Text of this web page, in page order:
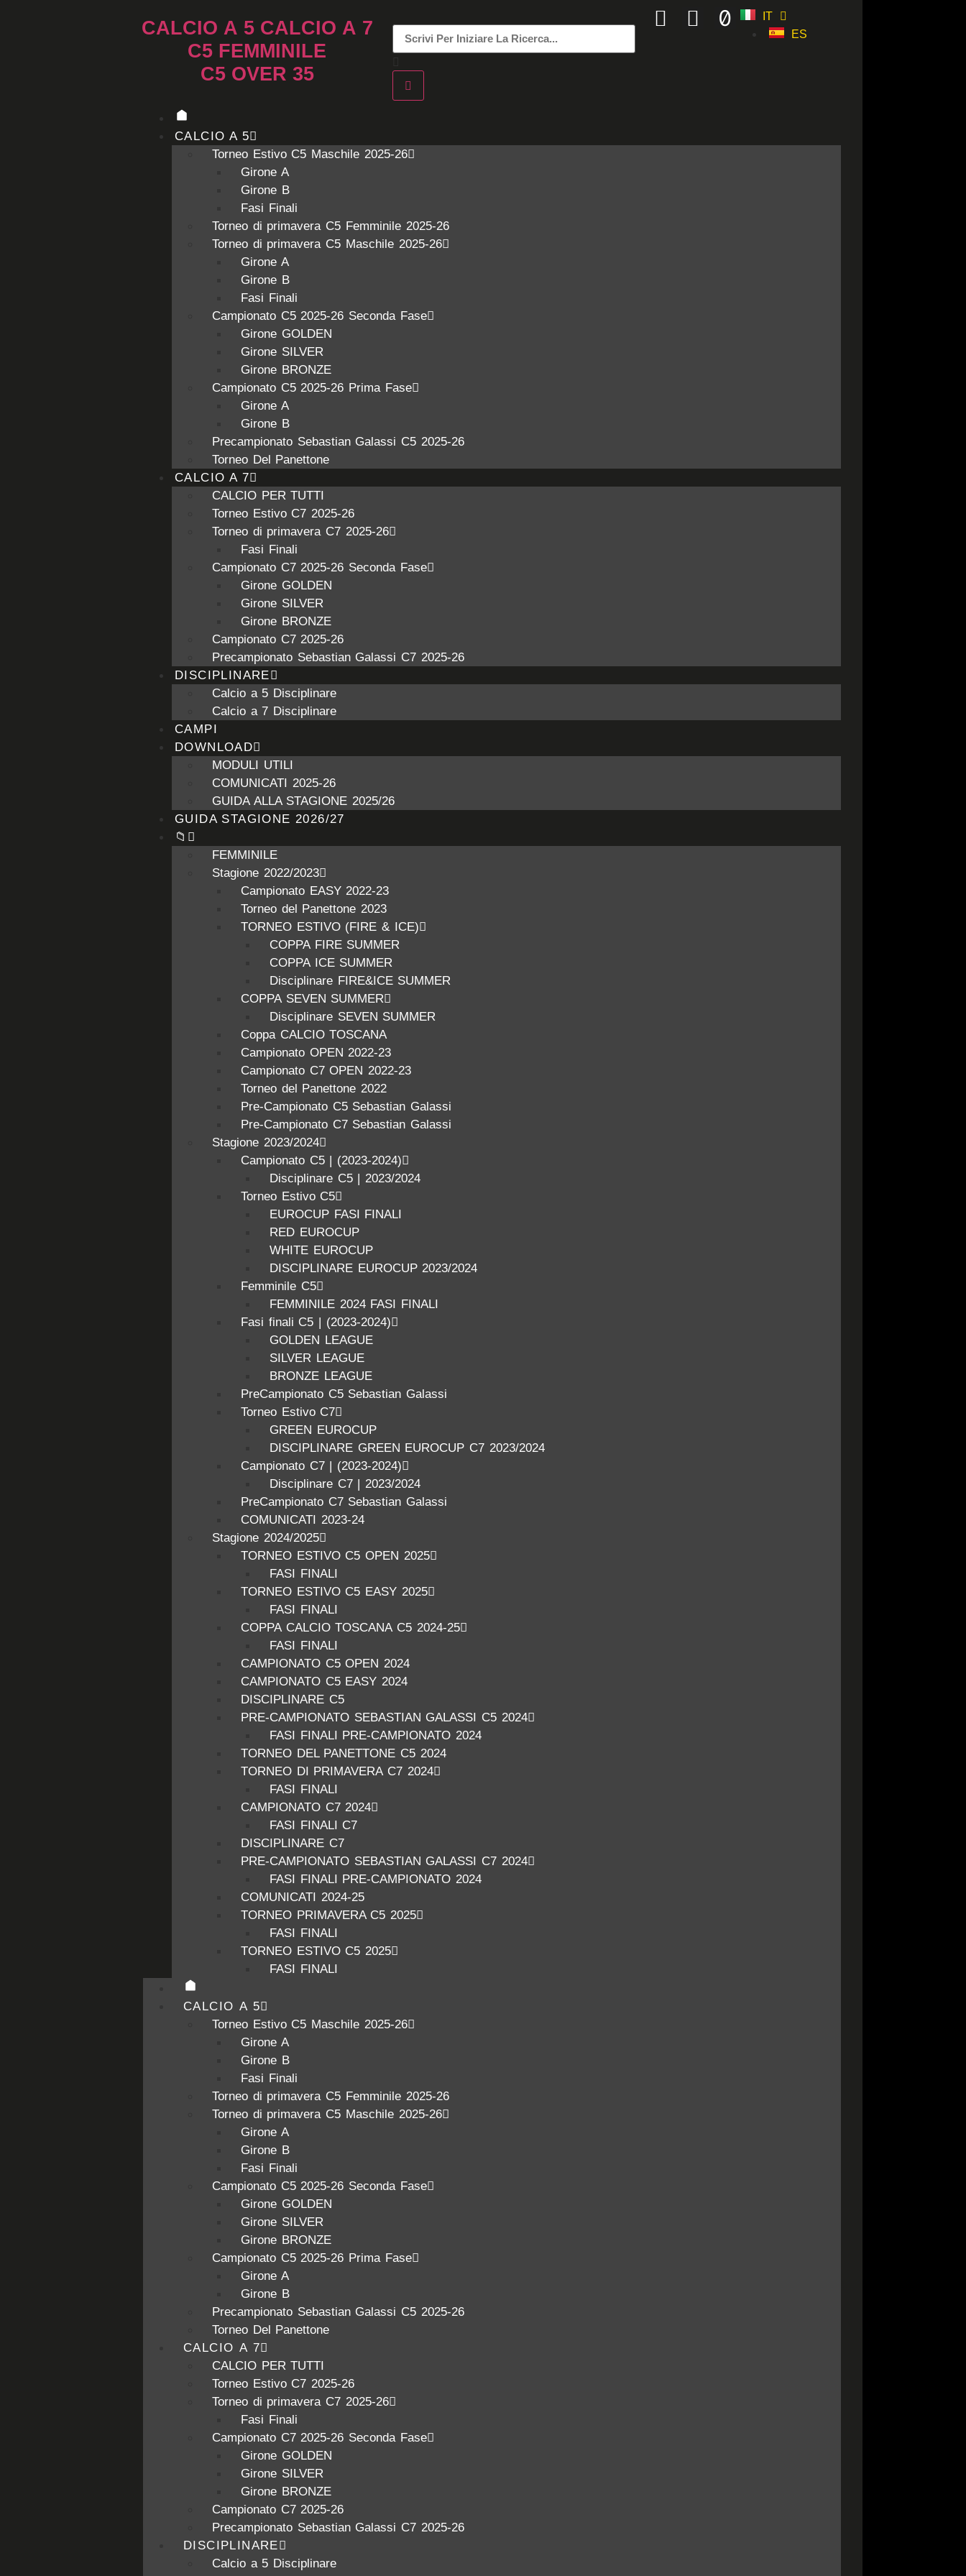
CALCIO A 5 CALCIO A 7
C5 FEMMINILE
C5 OVER 35
IT
ES
CALCIO A 5
Torneo Estivo C5 Maschile 2025-26
Girone A
Girone B
Fasi Finali
Torneo di primavera C5 Femminile 2025-26
Torneo di primavera C5 Maschile 2025-26
Girone A
Girone B
Fasi Finali
Campionato C5 2025-26 Seconda Fase
Girone GOLDEN
Girone SILVER
Girone BRONZE
Campionato C5 2025-26 Prima Fase
Girone A
Girone B
Precampionato Sebastian Galassi C5 2025-26
Torneo Del Panettone
CALCIO A 7
CALCIO PER TUTTI
Torneo Estivo C7 2025-26
Torneo di primavera C7 2025-26
Fasi Finali
Campionato C7 2025-26 Seconda Fase
Girone GOLDEN
Girone SILVER
Girone BRONZE
Campionato C7 2025-26
Precampionato Sebastian Galassi C7 2025-26
DISCIPLINARE
Calcio a 5 Disciplinare
Calcio a 7 Disciplinare
CAMPI
DOWNLOAD
MODULI UTILI
COMUNICATI 2025-26
GUIDA ALLA STAGIONE 2025/26
GUIDA STAGIONE 2026/27
📁
FEMMINILE
Stagione 2022/2023
Campionato EASY 2022-23
Torneo del Panettone 2023
TORNEO ESTIVO (FIRE & ICE)
COPPA FIRE SUMMER
COPPA ICE SUMMER
Disciplinare FIRE&ICE SUMMER
COPPA SEVEN SUMMER
Disciplinare SEVEN SUMMER
Coppa CALCIO TOSCANA
Campionato OPEN 2022-23
Campionato C7 OPEN 2022-23
Torneo del Panettone 2022
Pre-Campionato C5 Sebastian Galassi
Pre-Campionato C7 Sebastian Galassi
Stagione 2023/2024
Campionato C5 | (2023-2024)
Disciplinare C5 | 2023/2024
Torneo Estivo C5
EUROCUP FASI FINALI
RED EUROCUP
WHITE EUROCUP
DISCIPLINARE EUROCUP 2023/2024
Femminile C5
FEMMINILE 2024 FASI FINALI
Fasi finali C5 | (2023-2024)
GOLDEN LEAGUE
SILVER LEAGUE
BRONZE LEAGUE
PreCampionato C5 Sebastian Galassi
Torneo Estivo C7
GREEN EUROCUP
DISCIPLINARE GREEN EUROCUP C7 2023/2024
Campionato C7 | (2023-2024)
Disciplinare C7 | 2023/2024
PreCampionato C7 Sebastian Galassi
COMUNICATI 2023-24
Stagione 2024/2025
TORNEO ESTIVO C5 OPEN 2025
FASI FINALI
TORNEO ESTIVO C5 EASY 2025
FASI FINALI
COPPA CALCIO TOSCANA C5 2024-25
FASI FINALI
CAMPIONATO C5 OPEN 2024
CAMPIONATO C5 EASY 2024
DISCIPLINARE C5
PRE-CAMPIONATO SEBASTIAN GALASSI C5 2024
FASI FINALI PRE-CAMPIONATO 2024
TORNEO DEL PANETTONE C5 2024
TORNEO DI PRIMAVERA C7 2024
FASI FINALI
CAMPIONATO C7 2024
FASI FINALI C7
DISCIPLINARE C7
PRE-CAMPIONATO SEBASTIAN GALASSI C7 2024
FASI FINALI PRE-CAMPIONATO 2024
COMUNICATI 2024-25
TORNEO PRIMAVERA C5 2025
FASI FINALI
TORNEO ESTIVO C5 2025
FASI FINALI
CALCIO A 5
Torneo Estivo C5 Maschile 2025-26
Girone A
Girone B
Fasi Finali
Torneo di primavera C5 Femminile 2025-26
Torneo di primavera C5 Maschile 2025-26
Girone A
Girone B
Fasi Finali
Campionato C5 2025-26 Seconda Fase
Girone GOLDEN
Girone SILVER
Girone BRONZE
Campionato C5 2025-26 Prima Fase
Girone A
Girone B
Precampionato Sebastian Galassi C5 2025-26
Torneo Del Panettone
CALCIO A 7
CALCIO PER TUTTI
Torneo Estivo C7 2025-26
Torneo di primavera C7 2025-26
Fasi Finali
Campionato C7 2025-26 Seconda Fase
Girone GOLDEN
Girone SILVER
Girone BRONZE
Campionato C7 2025-26
Precampionato Sebastian Galassi C7 2025-26
DISCIPLINARE
Calcio a 5 Disciplinare